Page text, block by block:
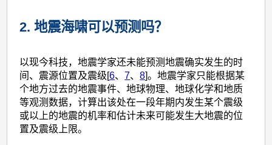
2. 地震海啸可以预测吗？
以现今科技，地震学家还未能预测地震确实发生的时
间、震源位置及震级[6、7、8]。地震学家只能根据某
个地方过去的地震事件、地球物理、地球化学和地质
等观测数据，计算出该处在一段年期内发生某个震级
或以上的地震的机率和估计未来可能发生大地震的位
置及震级上限。